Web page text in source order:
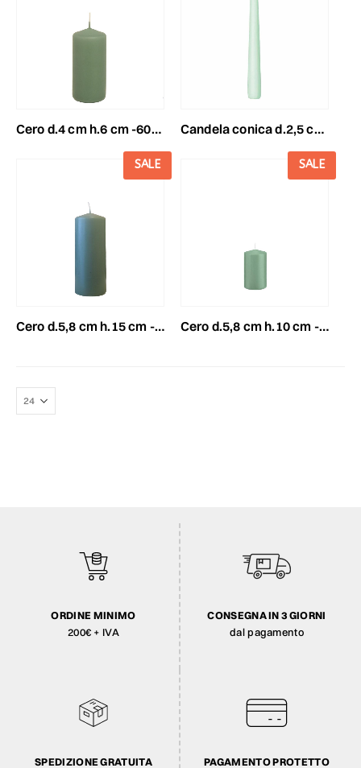
cero d.4 cm h.6 cm -60/40- conf.pz.24 reseda candela conica d.2,5 cmh.40 cm -400/25- conf. pz.6 reseda
SALE
cero d.5,8 cm h.15 cm -150/58- conf.pz.16 reseda
SALE
cero d.5,8 cm h.10 cm -100/58- conf.pz.16 reseda
ORDINE MINIMO
200€ + IVA
CONSEGNA IN 3 GIORNI
dal pagamento
SPEDIZIONE GRATUITA
PAGAMENTO PROTETTO